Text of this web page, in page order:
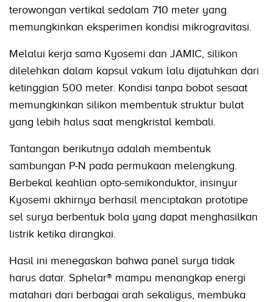
terowongan vertikal sedalam 710 meter yang
memungkinkan eksperimen kondisi mikrogravitasi.
Melalui kerja sama Kyosemi dan JAMIC, silikon
dilelehkan dalam kapsul vakum lalu dijatuhkan dari
ketinggian 500 meter. Kondisi tanpa bobot sesaat
memungkinkan silikon membentuk struktur bulat
yang lebih halus saat mengkristal kembali.
Tantangan berikutnya adalah membentuk
sambungan P-N pada permukaan melengkung.
Berbekal keahlian opto-semikonduktor, insinyur
Kyosemi akhirnya berhasil menciptakan prototipe
sel surya berbentuk bola yang dapat menghasilkan
listrik ketika dirangkai.
Hasil ini menegaskan bahwa panel surya tidak
harus datar. Sphelar® mampu menangkap energi
matahari dari berbagai arah sekaligus, membuka